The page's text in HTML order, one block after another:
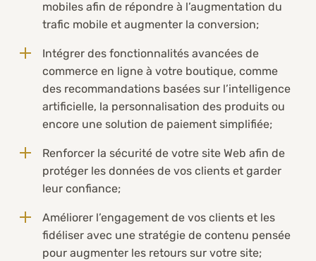
mobiles afin de répondre à l’augmentation du
trafic mobile et augmenter la conversion;
Intégrer des fonctionnalités avancées de
commerce en ligne à votre boutique, comme
des recommandations basées sur l’intelligence
artificielle, la personnalisation des produits ou
encore une solution de paiement simplifiée;
Renforcer la sécurité de votre site Web afin de
protéger les données de vos clients et garder
leur confiance;
Améliorer l’engagement de vos clients et les
fidéliser avec une stratégie de contenu pensée
pour augmenter les retours sur votre site;